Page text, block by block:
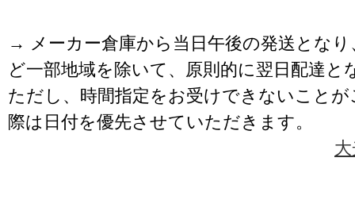
→ メーカー倉庫から当日午後の発送となり
ど一部地域を除いて、原則的に翌日配達と
ただし、時間指定をお受けできないこと
際は日付を優先させていただきます。